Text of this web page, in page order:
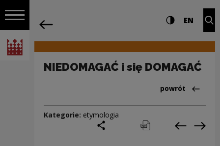
Włącz nawigację
Narodowe Centrum Kultury
Nawigacja Ustawienia i Wysoki
EN
NIEDOMAGAĆ i się DOMAGAĆ
Powrót
powrót
Kategorie: etymologia
podziel się
drukuj pobierz